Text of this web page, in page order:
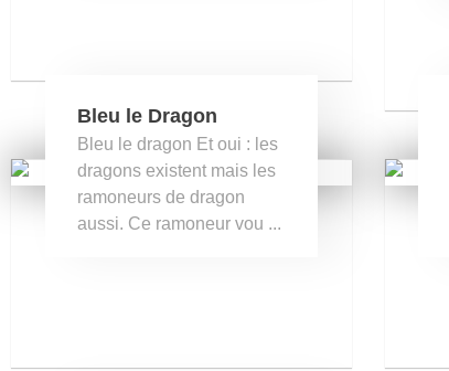
Bleu le Dragon
Bleu le dragon Et oui : les
dragons existent mais les
ramoneurs de dragon
aussi. Ce ramoneur vou ...